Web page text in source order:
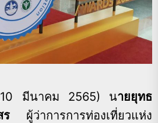
มีนาคม 2565) นายยุทธ
ผู้ว่าการการท่องเที่ยวแห่ง